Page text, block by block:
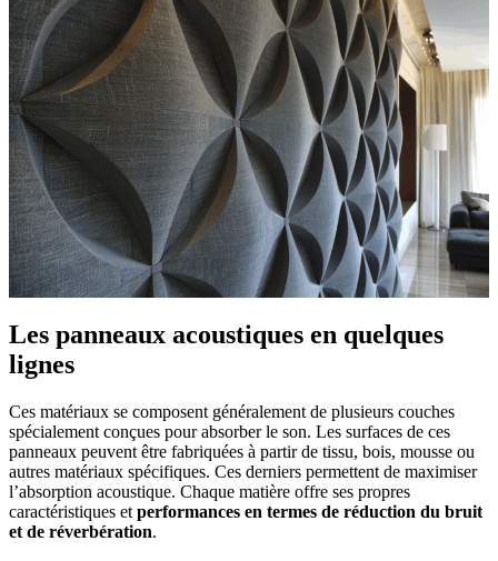
Les panneaux acoustiques en quelques
lignes
Ces matériaux se composent généralement de plusieurs couches
spécialement conçues pour absorber le son. Les surfaces de ces
panneaux peuvent être fabriquées à partir de tissu, bois, mousse ou
autres matériaux spécifiques. Ces derniers permettent de maximiser
l’absorption acoustique. Chaque matière offre ses propres
caractéristiques et performances en termes de réduction du bruit
et de réverbération.